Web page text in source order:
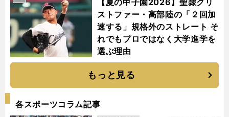
【夏の甲子園2026】聖隷クリ
ストファー・高部陸の「２回加
速する」規格外のストレート そ
れでもプロではなく大学進学を
選ぶ理由
もっと見る
各スポーツコラム記事